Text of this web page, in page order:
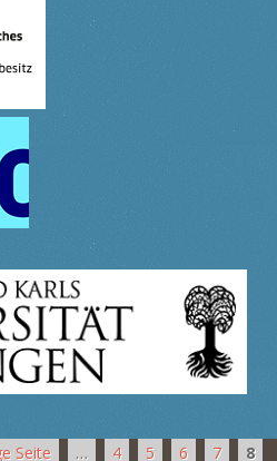
Seite … 4 5 6 7 8